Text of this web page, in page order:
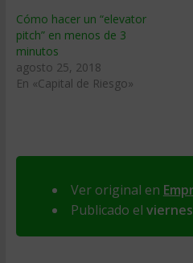
Cómo hacer un “elevator
pitch” en menos de 3
minutos
agosto 25, 2018
En «Capital de Riesgo»
Ver original en
Publicado el